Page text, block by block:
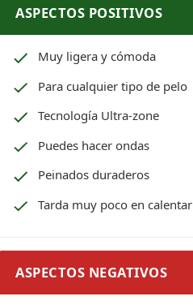
ASPECTOS POSITIVOS
Muy ligera y cómoda
Para cualquier tipo de pelo
Tecnología Ultra-zone
Puedes hacer ondas
Peinados duraderos
Tarda muy poco en calentar
ASPECTOS NEGATIVOS